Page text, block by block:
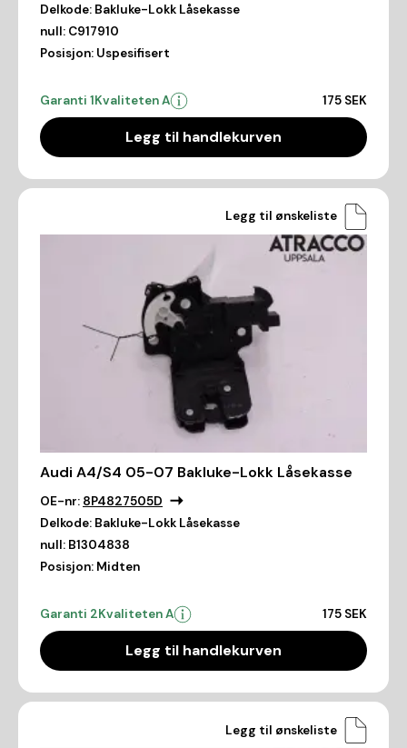
Delkode: Bakluke-Lokk Låsekasse
null: C917910
Posisjon: Uspesifisert
Garanti 1Kvaliteten A 175 SEK
Legg til handlekurven
Legg til ønskeliste
Audi A4/S4 05-07 Bakluke-Lokk Låsekasse
OE-nr: 8P4827505D
Delkode: Bakluke-Lokk Låsekasse
null: B1304838
Posisjon: Midten
Garanti 2Kvaliteten A 175 SEK
Legg til handlekurven
Legg til ønskeliste